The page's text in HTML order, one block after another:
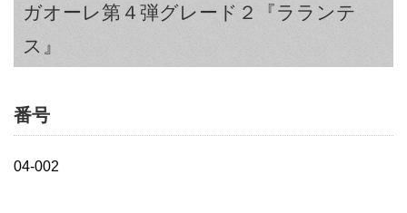
ガオーレ第４弾グレード２『ラランテ
ス』
番号
04-002